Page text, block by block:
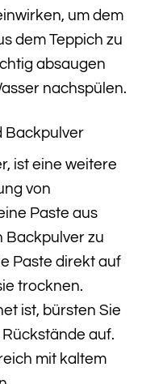
um dem
dem Teppich zu
absaugen
nachspülen.
Backpulver
ist eine weitere
von
Paste aus
Backpulver zu
Paste direkt auf
trocknen.
ist, bürsten Sie
auf.
mit kaltem